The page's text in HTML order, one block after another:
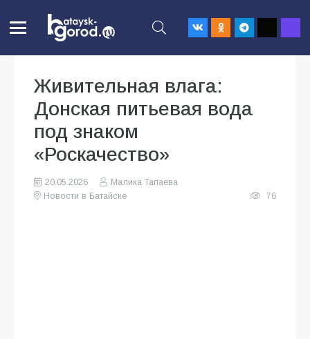
Живительная влага:
Донская питьевая вода
под знаком
«Роскачество»
20.05.2026
Малика Тапаева
Новости в Батайске
76